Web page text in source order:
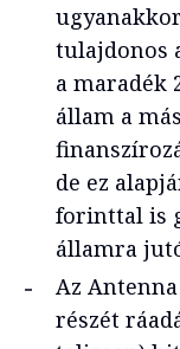
tulajdonos
a maradék
állam a
de ez
forinttal is
államra
Az
részét